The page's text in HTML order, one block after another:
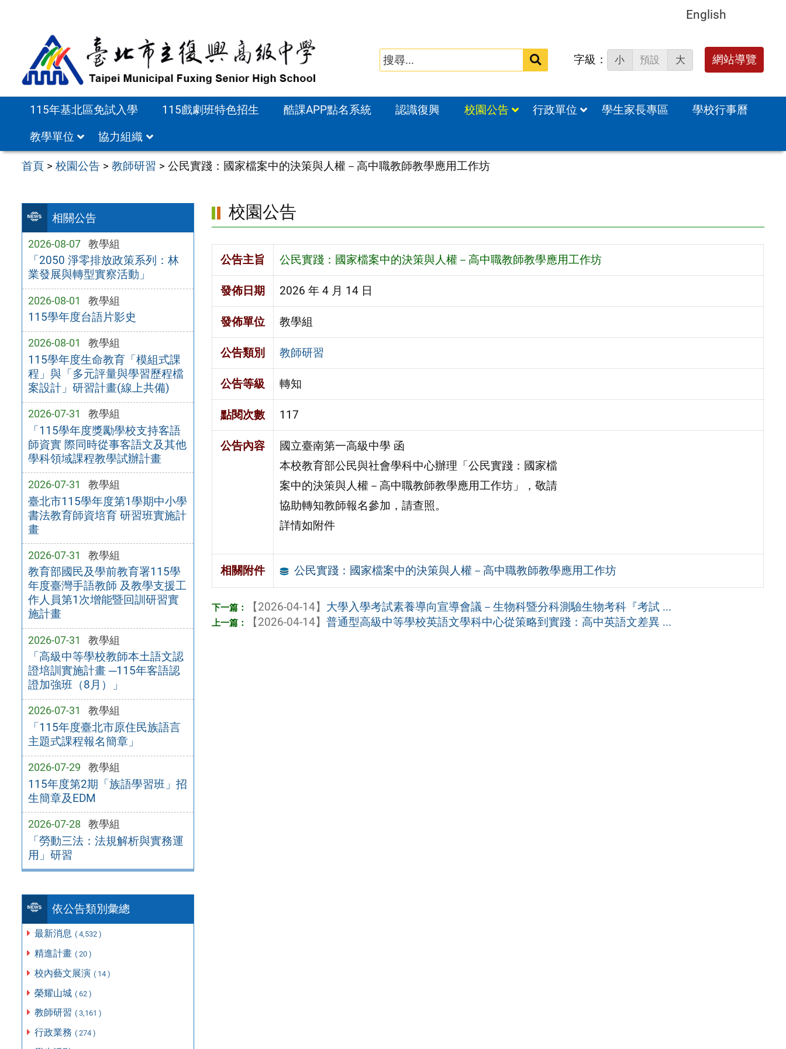
English
搜
字級： 小 預設 大 網站導覽
115年基北區免試入學 115戲劇班特色招生 酷課APP點名系統 認識復興 校園公告 行政單位 學生家長專區
學校行事曆
教學單位
協力組織
首頁 >校園公告 >教師研習 >公民實踐：國家檔案中的決策與人權－高中職教師教學應用工作坊
相關公告
2026-08-07 教學組
「2050 淨零排放政策系列：林
業發展與轉型實察活動」
2026-08-01 教學組
115學年度台語片影史
2026-08-01 教學組
115學年度生命教育「模組式課
程」與「多元評量與學習歷程檔
案設計」研習計畫(線上共備)
2026-07-31 教學組
「115學年度獎勵學校支持客語
師資實 際同時從事客語文及其他
學科領域課程教學試辦計畫
2026-07-31 教學組
臺北市115學年度第1學期中小學
書法教育師資培育 研習班實施計
畫
2026-07-31 教學組
教育部國民及學前教育署115學
年度臺灣手語教師 及教學支援工
作人員第1次增能暨回訓研習實
施計畫
2026-07-31 教學組
「高級中等學校教師本土語文認
證培訓實施計畫 ─115年客語認
證加強班（8月）」
2026-07-31 教學組
「115年度臺北市原住民族語言
主題式課程報名簡章」
2026-07-29 教學組
115年度第2期「族語學習班」招
生簡章及EDM
2026-07-28 教學組
「勞動三法：法規解析與實務運
用」研習
依公告類別彙總
最新消息 ( 4,532 )
精進計畫 ( 20 )
校內藝文展演 ( 14 )
榮耀山城 ( 62 )
教師研習 ( 3,161 )
行政業務 ( 274 )
校園公告
公告主旨 公民實踐：國家檔案中的決策與人權－高中職教師教學應用工作坊
發佈日期 2026 年 4 月 14 日
發佈單位 教學組
公告類別 教師研習
公告等級 轉知
點閱次數 117
公告內容
國立臺南第一高級中學 函
本校教育部公民與社會學科中心辦理「公民實踐：國家檔
案中的決策與人權－高中職教師教學應用工作坊」，敬請
協助轉知教師報名參加，請查照。
詳情如附件
相關附件 公民實踐：國家檔案中的決策與人權－高中職教師教學應用工作坊
【2026-04-14】 大學入學考試素養導向宣導會議－生物科暨分科測驗生物考科『考試 ...
【2026-04-14】普通型高級中等學校英語文學科中心從策略到實踐：高中英語文差異 ...